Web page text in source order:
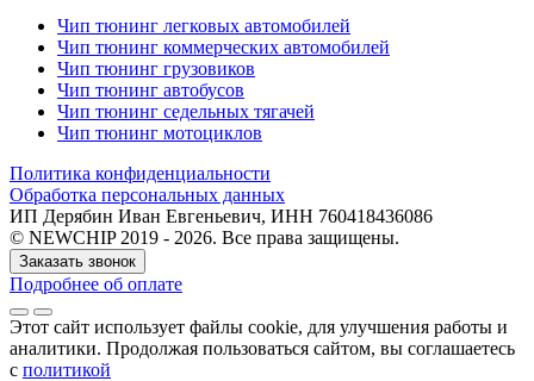
Чип тюнинг легковых автомобилей
Чип тюнинг коммерческих автомобилей
Чип тюнинг грузовиков
Чип тюнинг автобусов
Чип тюнинг седельных тягачей
Чип тюнинг мотоциклов
Политика конфиденциальности
Обработка персональных данных
ИП Дерябин Иван Евгеньевич, ИНН 760418436086
© NEWCHIP 2019 - 2026. Все права защищены.
Заказать звонок
Подробнее об оплате
Этот сайт использует файлы cookie, для улучшения работы и
аналитики. Продолжая пользоваться сайтом, вы соглашаетесь
с политикой